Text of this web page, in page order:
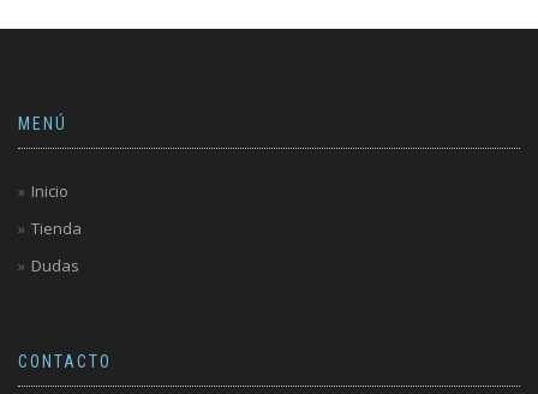
MENÚ
Inicio
Tienda
Dudas
CONTACTO